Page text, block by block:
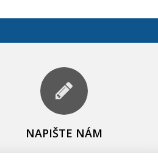
NAPIŠTE NÁM